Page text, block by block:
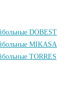
DOBEST
MIKASA
TORRES